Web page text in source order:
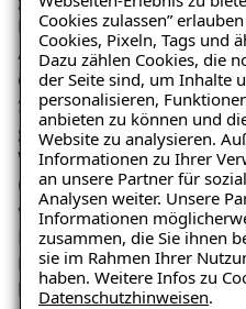
Cookies zulassen”
Cookies, Pixeln, Tags und
Dazu zählen Cookies, die
der Seite sind, um Inhalte
personalisieren,
anbieten zu können und
Website zu analysieren.
Informationen zu Ihrer
an unsere Partner für
Analysen weiter. Unsere
Informationen
zusammen, die Sie ihnen
sie im Rahmen Ihrer
haben. Weitere Infos zu
Datenschutzhinweisen.
Lebensmittelindustrie
Auflagen gelten. Anders
chemisch flüchtigen
Spezialparaffin besonders
gesundheitlich
Wohnbereich problemlos
(parum affinis) bedeutet
viele Vorteile mit sich und
ISOTEC-Spezialparaffin
Horizontalsperre deutlich
befindlichen
Ratgeber
Feuchtigkeit“
– jetzt